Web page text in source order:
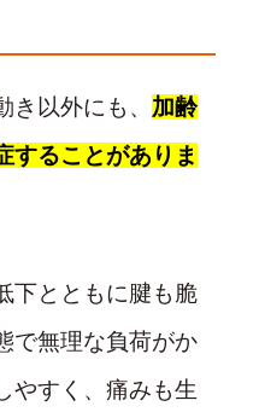
き以外にも、 加齢
することがありま
下とともに腱も脆
で無理な負荷がか
やすく、痛みも生